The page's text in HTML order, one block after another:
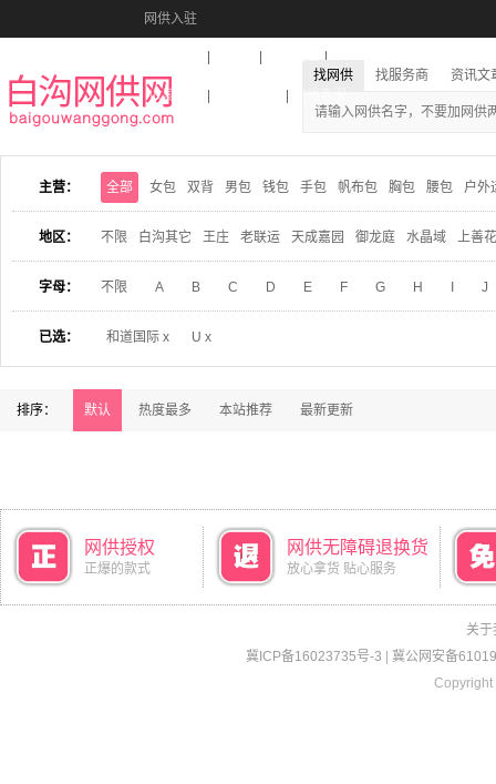
网供入驻
收藏本站
找网供 找服务商 资讯文
主营： 全部 女包 双背 男包 钱包 手包 帆布包 胸包 腰包 户外
地区： 不限 白沟其它 王庄 老联运 天成嘉园 御龙庭 水晶域 上善
字母： 不限 A B C D E F G H J
已选： 和道国际 x U x
排序： 默认 热度最多 本站推荐 最新更新
网供授权
正爆的款式
网供无障碍退换货
放心拿货 贴心服务
关于
冀ICP备16023735号-3
冀公网安备